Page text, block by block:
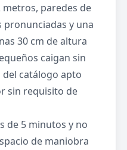
metros, paredes de
pronunciadas y una
30 cm de altura
caigan sin
del catálogo apto
sin requisito de
de 5 minutos y no
de maniobra